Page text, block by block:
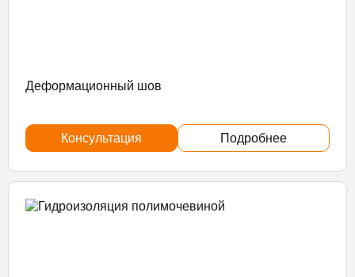
Деформационный шов
Консультация Подробнее